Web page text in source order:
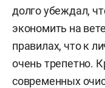
долго убеждал,
экономить на
правилах, что к
очень трепетно.
современных